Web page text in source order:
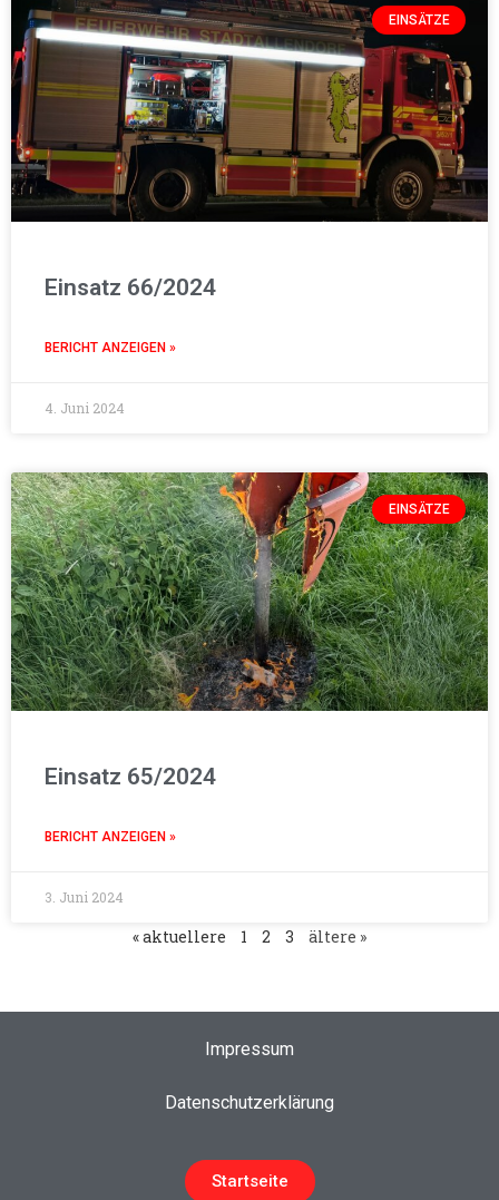
EINSÄTZE
Einsatz 66/2024
BERICHT ANZEIGEN »
4. Juni 2024
EINSÄTZE
Einsatz 65/2024
BERICHT ANZEIGEN »
3. Juni 2024
« aktuellere 1 2 3 ältere »
Impressum
Datenschutzerklärung
Startseite